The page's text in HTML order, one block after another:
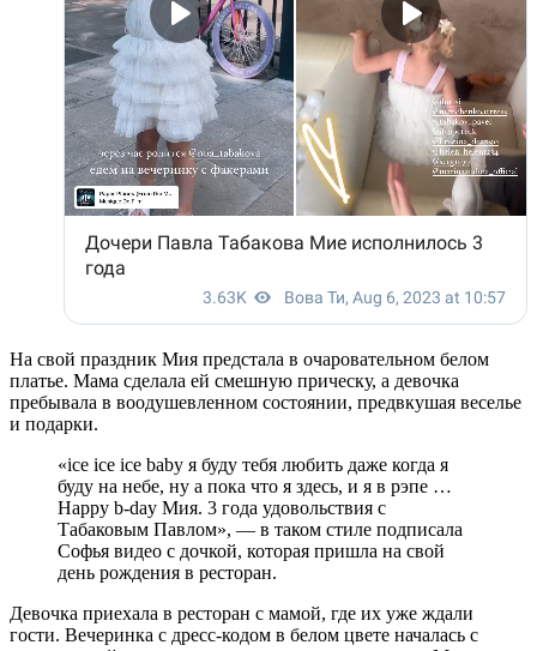
На свой праздник Мия предстала в очаровательном белом
платье. Мама сделала ей смешную прическу, а девочка
пребывала в воодушевленном состоянии, предвкушая веселье
и подарки.
«ice ice ice baby я буду тебя любить даже когда я
буду на небе, ну а пока что я здесь, и я в рэпе …
Happy b-day Мия. 3 года удовольствия с
Табаковым Павлом», — в таком стиле подписала
Софья видео с дочкой, которая пришла на свой
день рождения в ресторан.
Девочка приехала в ресторан с мамой, где их уже ждали
гости. Вечеринка с дресс-кодом в белом цвете началась с